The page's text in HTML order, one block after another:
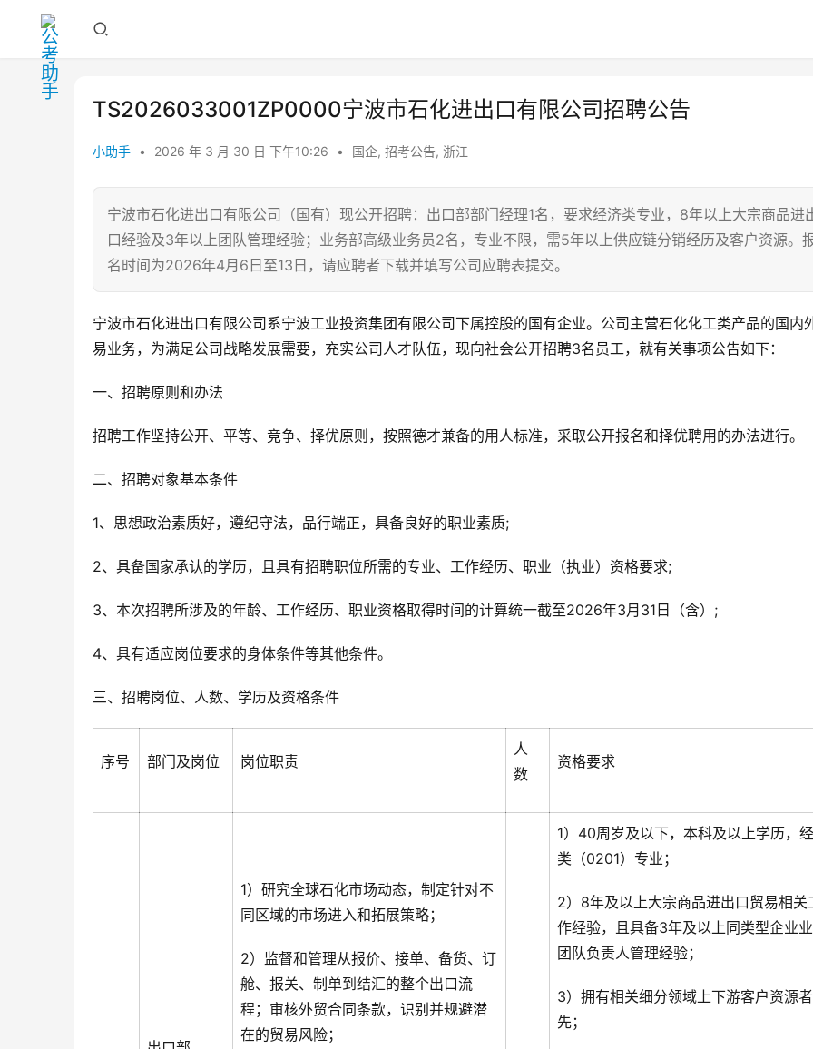
TS2026033001ZP0000宁波市石化进出口有限公司招聘公告
小助手 • 2026 年 3 月 30 日 下午10:26 • 国企, 招考公告, 浙江
宁波市石化进出口有限公司（国有）现公开招聘：出口部部门经理1名，要求经济类专业，8年以上大宗商品进
口经验及3年以上团队管理经验；业务部高级业务员2名，专业不限，需5年以上供应链分销经历及客户资源。
名时间为2026年4月6日至13日，请应聘者下载并填写公司应聘表提交。
宁波市石化进出口有限公司系宁波工业投资集团有限公司下属控股的国有企业。公司主营石化化工类产品的国内
易业务，为满足公司战略发展需要，充实公司人才队伍，现向社会公开招聘3名员工，就有关事项公告如下：
一、招聘原则和办法
招聘工作坚持公开、平等、竞争、择优原则，按照德才兼备的用人标准，采取公开报名和择优聘用的办法进行。
二、招聘对象基本条件
1、思想政治素质好，遵纪守法，品行端正，具备良好的职业素质;
2、具备国家承认的学历，且具有招聘职位所需的专业、工作经历、职业（执业）资格要求;
3、本次招聘所涉及的年龄、工作经历、职业资格取得时间的计算统一截至2026年3月31日（含）;
4、具有适应岗位要求的身体条件等其他条件。
三、招聘岗位、人数、学历及资格条件
序号 部门及岗位 岗位职责
人
数
资格要求
1）研究全球石化市场动态，制定针对不
同区域的市场进入和拓展策略；
2）监督和管理从报价、接单、备货、订
舱、报关、制单到结汇的整个出口流
程；审核外贸合同条款，识别并规避潜
在的贸易风险；
1）40周岁及以下，本科及以上学历，
类（0201）专业；
2）8年及以上大宗商品进出口贸易相关
作经验，且具备3年及以上同类型企业
团队负责人管理经验；
3）拥有相关细分领域上下游客户资源
先；